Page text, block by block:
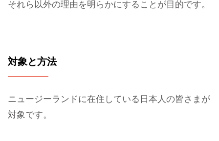
それら以外の理由を明らかにすることが目的です。
対象と方法
ニュージーランドに在住している日本人の皆さまが
対象です。